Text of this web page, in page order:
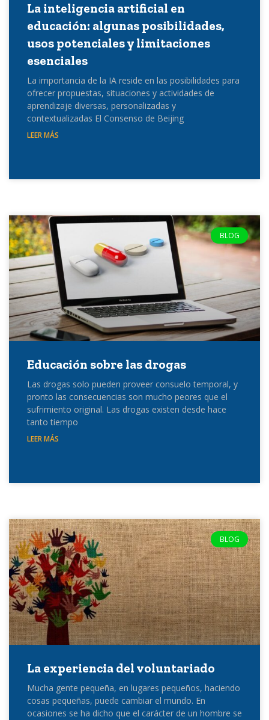
La inteligencia artificial en
educación: algunas posibilidades,
usos potenciales y limitaciones
esenciales
La importancia de la IA reside en las posibilidades para
ofrecer propuestas, situaciones y actividades de
aprendizaje diversas, personalizadas y
contextualizadas El Consenso de Beijing
LEER MÁS
BLOG
Educación sobre las drogas
Las drogas solo pueden proveer consuelo temporal, y
pronto las consecuencias son mucho peores que el
sufrimiento original. Las drogas existen desde hace
tanto tiempo
LEER MÁS
BLOG
La experiencia del voluntariado
Mucha gente pequeña, en lugares pequeños, haciendo
cosas pequeñas, puede cambiar el mundo. En
ocasiones se ha dicho que el carácter de un hombre se